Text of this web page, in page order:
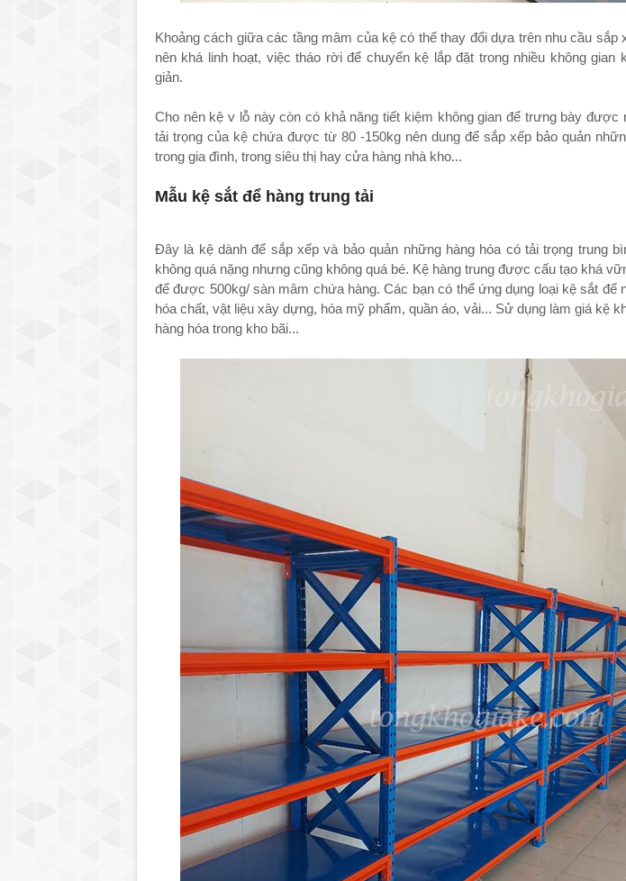
Khoảng cách giữa các tầng mâm của kệ có thể thay đổi dựa trên nhu cầu sắp
nên khá linh hoạt, việc tháo rời để chuyển kệ lắp đặt trong nhiều không gian
giản.
Cho nên kệ v lỗ này còn có khả năng tiết kiệm không gian để trưng bày được
tải trọng của kệ chứa được từ 80 -150kg nên dung để sắp xếp bảo quản
trong gia đình, trong siêu thị hay cửa hàng nhà kho...
Mẫu kệ sắt để hàng trung tải
Đây là kệ dành để sắp xếp và bảo quản những hàng hóa có tải trọng trung
không quá nặng nhưng cũng không quá bé. Kệ hàng trung được cấu tạo khá
để được 500kg/ sàn mâm chứa hàng. Các bạn có thể ứng dụng loại kệ sắt để
hóa chất, vật liệu xây dựng, hóa mỹ phẩm, quần áo, vải... Sử dụng làm giá kệ
hàng hóa trong kho bãi...